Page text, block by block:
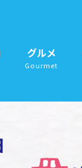
グルメ
Gourmet